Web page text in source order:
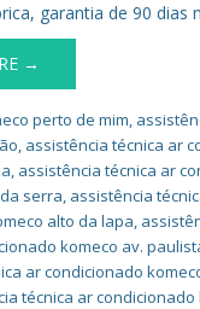
garantia de 90
→
perto de mim,
, assistência técnica ar
, assistência técnica ar
serra, assistência
alto da lapa,
komeco av.
ar condicionado
técnica ar